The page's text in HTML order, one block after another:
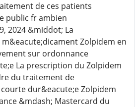
de ces patients
public fr ambien
2024 &middot; La
Zolpidem en
sur ordonnance
La prescription du Zolpidem
du traitement de
dur&eacute;e Zolpidem
&mdash; Mastercard du